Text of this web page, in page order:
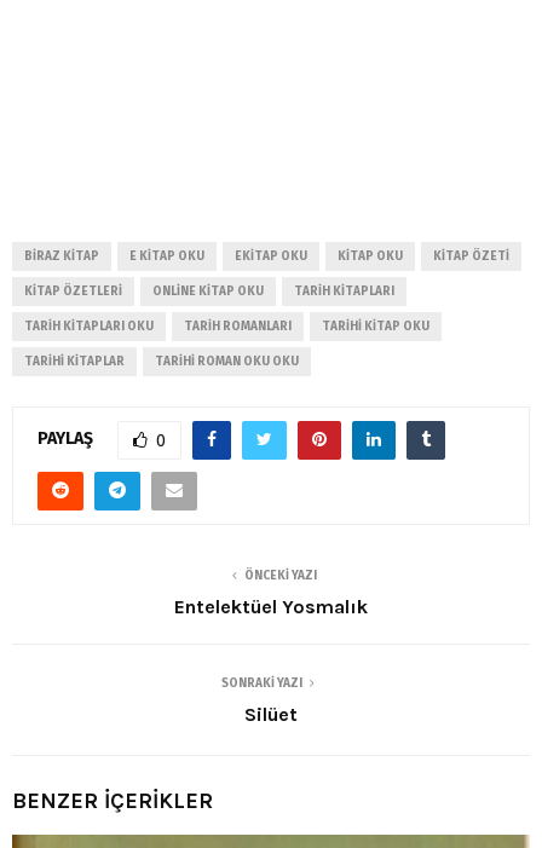
BIRAZ KITAP E KITAP OKU EKITAP OKU KITAP OKU KITAP ÖZETI
KITAP ÖZETLERI ONLINE KITAP OKU TARIH KITAPLARI
TARIH KITAPLARI OKU TARIH ROMANLARI TARIHI KITAP OKU
TARIHI KITAPLAR TARIHI ROMAN OKU OKU
PAYLAŞ 0
ÖNCEKI YAZI
Entelektüel Yosmalık
SONRAKI YAZI
Silüet
BENZER İÇERİKLER